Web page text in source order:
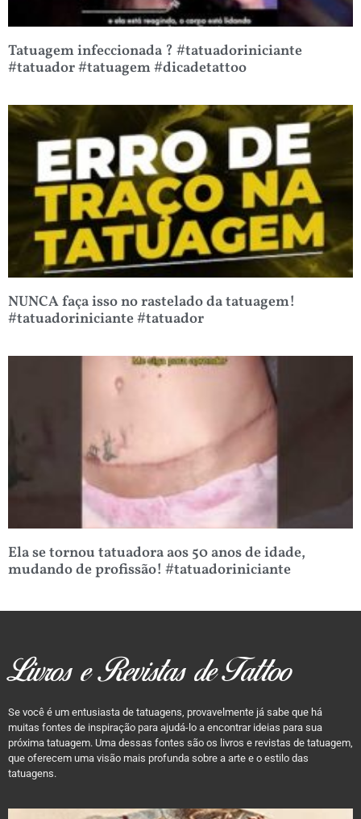
Tatuagem infeccionada ? #tatuadoriniciante
#tatuador #tatuagem #dicadetattoo
NUNCA faça isso no rastelado da tatuagem!
#tatuadoriniciante #tatuador
Ela se tornou tatuadora aos 50 anos de idade,
mudando de profissão! #tatuadoriniciante
Livros e Revistas de Tattoo
Se você é um entusiasta de tatuagens, provavelmente já sabe que há
muitas fontes de inspiração para ajudá-lo a encontrar ideias para sua
próxima tatuagem. Uma dessas fontes são os livros e revistas de tatuagem,
que oferecem uma visão mais profunda sobre a arte e o estilo das
tatuagens.